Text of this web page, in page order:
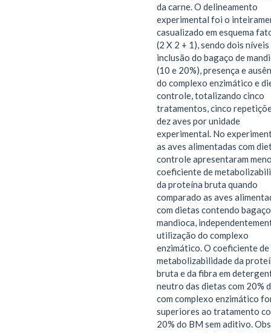
da carne. O delineamento
experimental foi o
casualizado em esquema
(2 X 2 + 1), sendo dois níveis
inclusão do bagaço de
(10 e 20%), presença e
do complexo enzimático e
controle, totalizando cinco
tratamentos, cinco
dez aves por unidade
experimental. No
as aves alimentadas com
controle apresentaram
coeficiente de
da proteína bruta quando
comparado as aves
com dietas contendo
mandioca,
utilização do complexo
enzimático. O coeficiente de
metabolizabilidade da
bruta e da fibra em
neutro das dietas com 20%
com complexo enzimático
superiores ao tratamento
20% do BM sem aditivo.